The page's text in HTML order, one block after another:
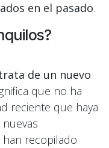
en el pasado.
de un nuevo
que no ha
reciente que haya
recopilado